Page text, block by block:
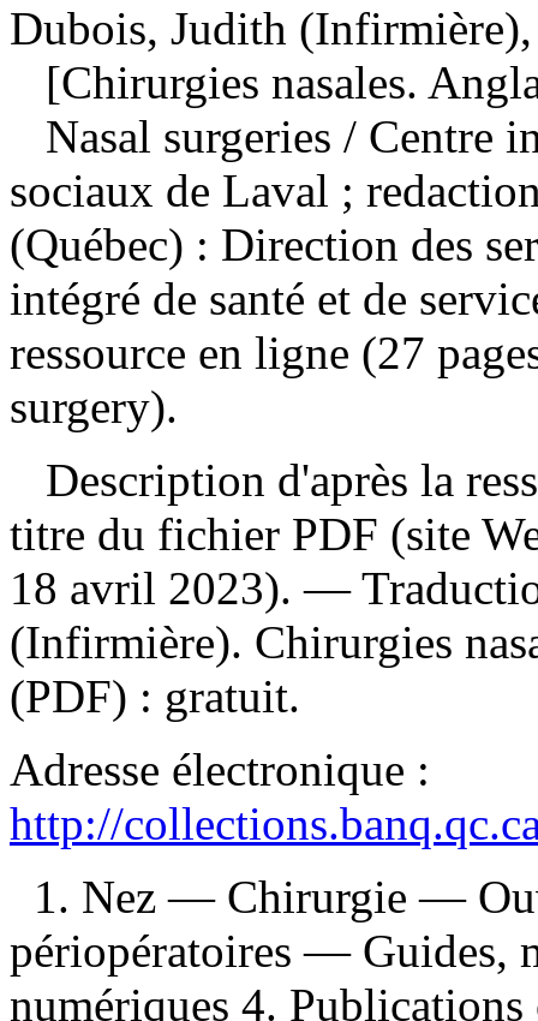
Dubois, Judith (Infirmière),
[Chirurgies nasales.
Nasal surgeries / Centre
sociaux de Laval ;
(Québec) : Direction des
intégré de santé et de
ressource en ligne (27
surgery).
Description d'après la
titre du fichier PDF (site
18 avril 2023). —
(Infirmière). Chirurgies
(PDF) : gratuit.
Adresse électronique :
http://
1. Nez — Chirurgie —
périopératoires — Guides,
numériques 4.